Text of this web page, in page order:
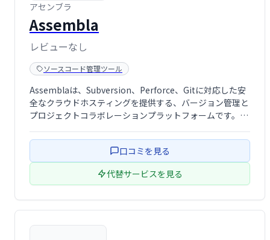
アセンブラ
Assembla
レビューなし
ソースコード管理ツール
Assemblaは、Subversion、Perforce、Gitに対応した安
全なクラウドホスティングを提供する、バージョン管理と
プロジェクトコラボレーションプラットフォームです。世
GDPRなどのコンプライアンス基準を満たします。統 …
口コミを見る
代替サービスを見る